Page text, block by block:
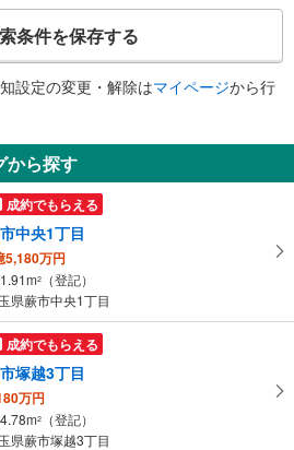
条件を保存する
設定の変更・解除はマイページから行
から探す
成約でもらえる
中央1丁目
5,180万円
2
（登記）
県蕨市中央1丁目
成約でもらえる
塚越3丁目
万円
2
（登記）
県蕨市塚越3丁目